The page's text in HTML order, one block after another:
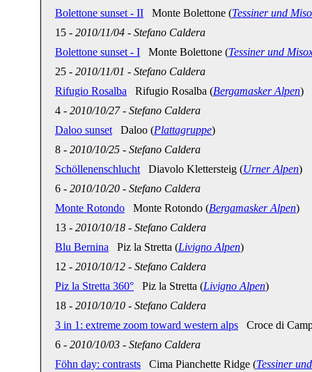
Bolettone sunset - II Monte Bolettone (Tessiner und
15 - 2010/11/04 - Stefano Caldera
Bolettone sunset - I Monte Bolettone (Tessiner und
25 - 2010/11/01 - Stefano Caldera
Rifugio Rosalba Rifugio Rosalba (Bergamasker Alpen)
4 - 2010/10/27- Stefano Caldera
Daloo sunset Daloo (Plattagruppe)
8 - 2010/10/25 - Stefano Caldera
Schöllenenschlucht Diavolo Klettersteig (Urner Alpen)
6 - 2010/10/20 - Stefano Caldera
Monte Rotondo Monte Rotondo (Bergamasker Alpen)
13 - 2010/10/18 - Stefano Caldera
Blu Bernina Piz la Stretta (Livigno Alpen)
12 - 2010/10/12 - Stefano Caldera
Piz la Stretta 360° Piz la Stretta (Livigno Alpen)
18 - 2010/10/10 - Stefano Caldera
3 in 1: extreme zoom toward western alps Croce di
6 - 2010/10/03 - Stefano Caldera
Föhn day: contrasts Cima Pianchette Ridge (Tessiner